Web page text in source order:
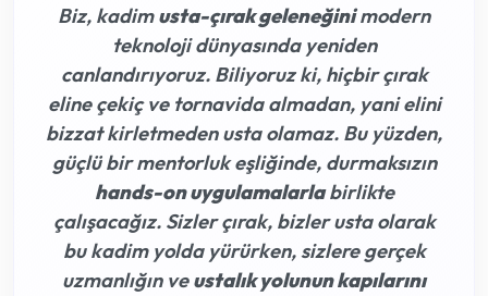
Biz, kadimusta-çırak geleneğinimodern
teknoloji dünyasında yeniden
canlandırıyoruz. Biliyoruz ki, hiçbir çırak
eline çekiç ve tornavida almadan, yani elini
bizzat kirletmeden usta olamaz. Bu yüzden,
güçlü bir mentorluk eşliğinde, durmaksızın
hands-on uygulamalarlabirlikte
çalışacağız. Sizler çırak, bizler usta olarak
bu kadim yolda yürürken, sizlere gerçek
uzmanlığın veustalık yolunun kapılarını